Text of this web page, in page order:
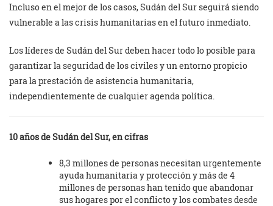
Incluso en el mejor de los casos, Sudán del Sur seguirá siendo
vulnerable a las crisis humanitarias en el futuro inmediato.
Los líderes de Sudán del Sur deben hacer todo lo posible para
garantizar la seguridad de los civiles y un entorno propicio
para la prestación de asistencia humanitaria,
independientemente de cualquier agenda política.
10 años de Sudán del Sur, en cifras
8,3 millones de personas necesitan urgentemente
ayuda humanitaria y protección y más de 4
millones de personas han tenido que abandonar
sus hogares por el conflicto y los combates desde